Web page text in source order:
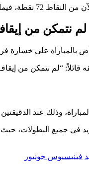
في المركز الحادي عشر عند النقطة 36.
نتمكن من
بالمباراة على خسارة
“لم نتمكن من
وذلك عند الدقيقتين 4، 64.
فينيسيوس جونيور